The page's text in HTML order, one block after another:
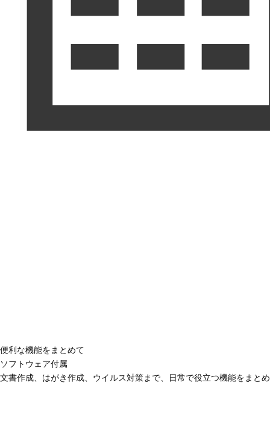
便利な機能をまとめて
ソフトウェア付属
文書作成、はがき作成、ウイルス対策まで、日常で役立つ機能をまと